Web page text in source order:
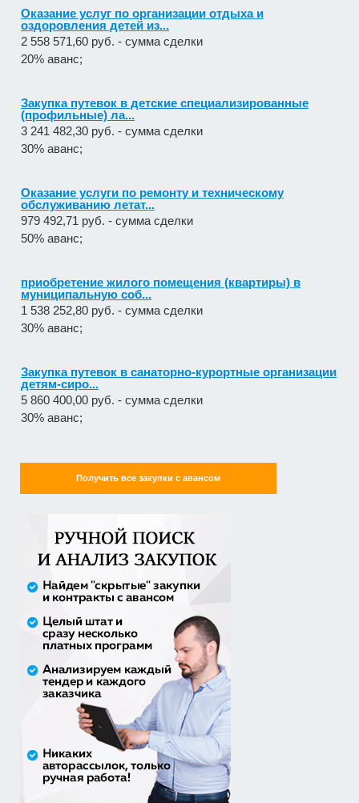
Закупка путевок в детские специализированные
(профильные) ла...
3 241 482,30 руб. - сумма сделки
30% аванс;
Оказание услуги по ремонту и техническому
обслуживанию летат...
979 492,71 руб. - сумма сделки
50% аванс;
приобретение жилого помещения (квартиры) в
муниципальную соб...
1 538 252,80 руб. - сумма сделки
30% аванс;
Закупка путевок в санаторно-курортные организации
детям-сиро...
5 860 400,00 руб. - сумма сделки
30% аванс;
Оказание услуг по организации отдыха и
оздоровления детей из...
2 558 571,60 руб. - сумма сделки
20% аванс;
Закупка путевок в детские специализированные
(профильные) ла...
Оказание услуги по ремонту и техническому
обслуживанию летат...
979 492,71 руб. - сумма сделки
50% аванс;
приобретение жилого помещения (квартиры) в
муниципальную соб...
1 538 252,80 руб. - сумма сделки
30% аванс;
Закупка путевок в санаторно-курортные организации
детям-сиро...
5 860 400,00 руб. - сумма сделки
30% аванс;
Получить все закупки с авансом